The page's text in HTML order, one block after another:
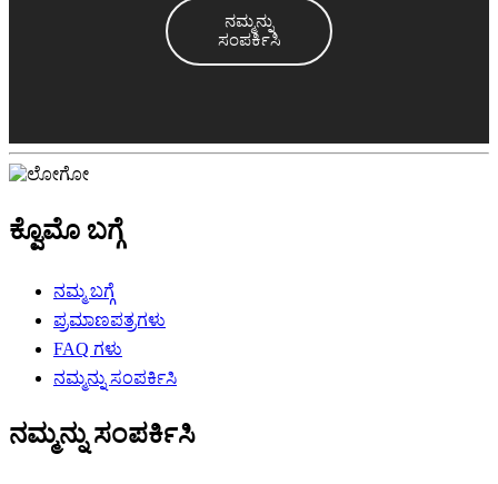
ನಮ್ಮನ್ನು
ಸಂಪರ್ಕಿಸಿ
ಕ್ವೊಮೊ ಬಗ್ಗೆ
ನಮ್ಮ ಬಗ್ಗೆ
ಪ್ರಮಾಣಪತ್ರಗಳು
FAQ ಗಳು
ನಮ್ಮನ್ನು ಸಂಪರ್ಕಿಸಿ
ನಮ್ಮನ್ನು ಸಂಪರ್ಕಿಸಿ